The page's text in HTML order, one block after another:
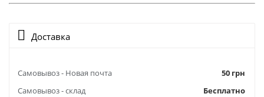
Доставка
Самовывоз - Новая почта
50 грн
Самовывоз - склад
Бесплатно